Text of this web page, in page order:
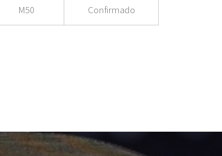
M50 Confirmado